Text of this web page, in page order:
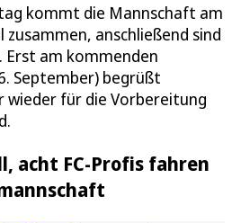
kommt die Mannschaft am
anschließend sind
Erst am kommenden
September) begrüßt
wieder für die Vorbereitung
acht FC-Profis fahren